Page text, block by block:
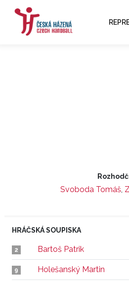
Svoboda Tomáš,
HRÁČSKÁ SOUPISKA
2 Bartoš Patrik
9 Holešanský Martin